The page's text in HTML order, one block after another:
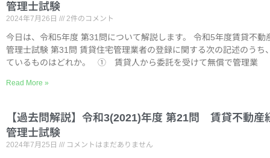
管理士試験
2024年7月26日 2件のコメント
今日は、令和5年度 第31問について解説します。 令和5年度賃貸不動
管理士試験 第31問 賃貸住宅管理業者の登録に関する次の記述のうち
ているものはどれか。 ① 賃貸人から委託を受けて無償で管理業
Read More »
【過去問解説】令和3(2021)年度 第21問 賃貸不動産
管理士試験
2024年7月25日 コメントはまだありません